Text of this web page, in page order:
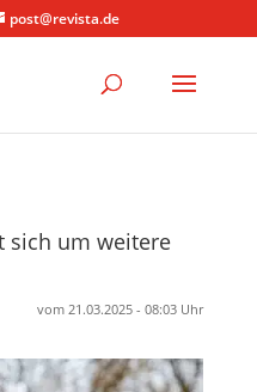
post@revista.de
sich um weitere
vom 21.03.2025 - 08:03 Uhr